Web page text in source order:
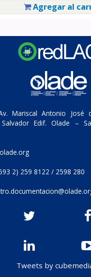
Agregar al
Mariscal Antonio José
Salvador Edif. Olade –
2) 259 8122 / 2598 280
Tweets by